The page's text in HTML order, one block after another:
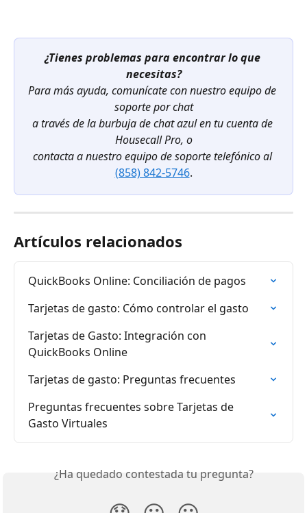
¿Tienes problemas para encontrar lo que
necesitas?
Para más ayuda, comunícate con nuestro equipo de
soporte por chat
a través de la burbuja de chat azul en tu cuenta de
Housecall Pro, o
contacta a nuestro equipo de soporte telefónico al
(858) 842-5746.
Artículos relacionados
QuickBooks Online: Conciliación de pagos
Tarjetas de gasto: Cómo controlar el gasto
Tarjetas de Gasto: Integración con
QuickBooks Online
Tarjetas de gasto: Preguntas frecuentes
Preguntas frecuentes sobre Tarjetas de
Gasto Virtuales
¿Ha quedado contestada tu pregunta?